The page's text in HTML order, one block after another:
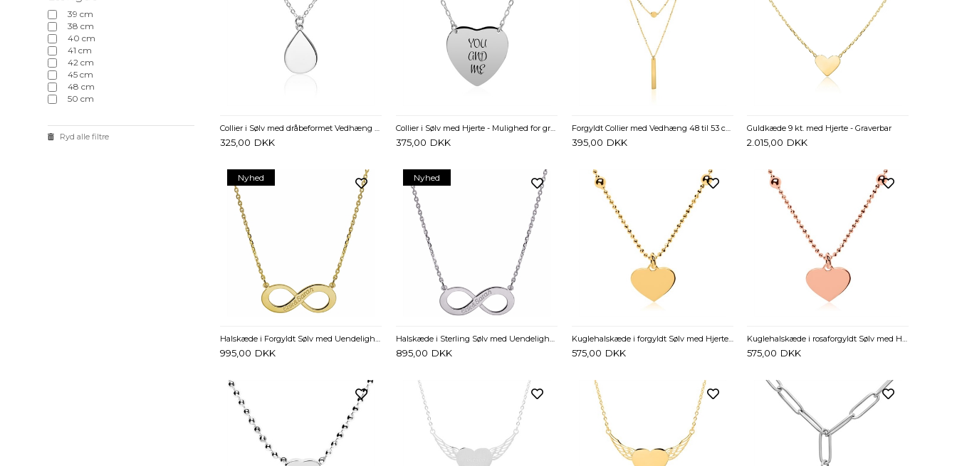
39 cm
38 cm
40 cm
41 cm
42 cm
45 cm
48 cm
50 cm
Ryd alle filtre
Collier i Sølv med dråbeformet Vedhæng 40 til 43 cm - Mulighed for gravering
325,00 DKK
Collier i Sølv med Hjerte - Mulighed for gravering
375,00 DKK
Forgyldt Collier med Vedhæng 48 til 53 cm - Mulighed for gravering
395,00 DKK
Guldkæde 9 kt. med Hjerte - Graverbar
2.015,00 DKK
Nyhed
Halskæde i Forgyldt Sølv med Uendelighedstegn og Gravering
995,00 DKK
Nyhed
Halskæde i Sterling Sølv med Uendelighedstegn og Gravering
895,00 DKK
Kuglehalskæde i forgyldt Sølv med Hjerte 38 til 46 cm - Mulighed for gravering
575,00 DKK
Kuglehalskæde i rosaforgyldt Sølv med Hjerte 38 til 43 cm - Mulighed for gravering
575,00 DKK